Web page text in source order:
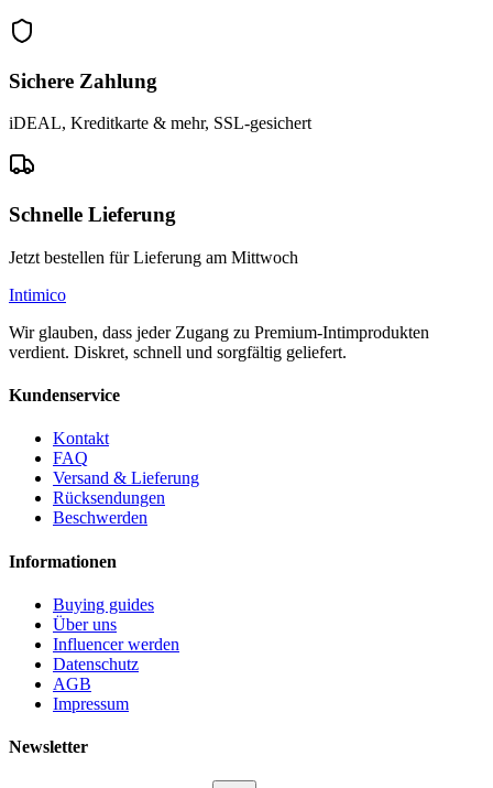
Sichere Zahlung
iDEAL, Kreditkarte & mehr, SSL-gesichert
Schnelle Lieferung
Jetzt bestellen für Lieferung am Mittwoch
Intimico
Wir glauben, dass jeder Zugang zu Premium-Intimprodukten
verdient. Diskret, schnell und sorgfältig geliefert.
Kundenservice
Kontakt
FAQ
Versand & Lieferung
Rücksendungen
Beschwerden
Informationen
Buying guides
Über uns
Influencer werden
Datenschutz
AGB
Impressum
Newsletter